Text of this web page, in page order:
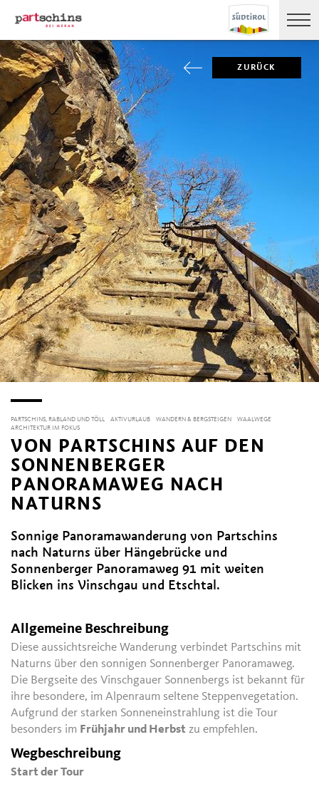
ZURÜCK
PARTSCHINS, RABLAND UND TÖLL AKTIVURLAUB WANDERN & BERGSTEIGEN
WAALWEGE
ARCHITEKTUR IM FOKUS
VON PARTSCHINS AUF DEN
SONNENBERGER
PANORAMAWEG NACH
NATURNS
Sonnige Panoramawanderung von Partschins
nach Naturns über Hängebrücke und
Sonnenberger Panoramaweg 91 mit weiten
Blicken ins Vinschgau und Etschtal.
Allgemeine Beschreibung
Diese aussichtsreiche Wanderung verbindet Partschins mit
Naturns über den sonnigen Sonnenberger Panoramaweg.
Die Bergseite des Vinschgauer Sonnenbergs ist bekannt für
ihre besondere, im Alpenraum seltene Steppenvegetation.
Aufgrund der starken Sonneneinstrahlung ist die Tour
besonders im Frühjahr und Herbst zu empfehlen.
Wegbeschreibung
Start der Tour